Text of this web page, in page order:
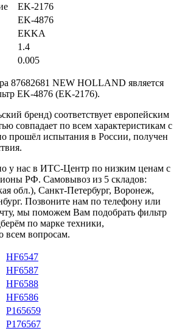
EK-2176
EK-4876
EKKA
1.4
0.005
87682681 NEW HOLLAND является
EK-4876 (EK-2176).
бренд) соответствует европейским
совпадает по всем характеристикам с
прошёл испытания в России, получен
у нас в ИТС-Центр по низким ценам с
РФ. Самовывоз из 5 складов:
обл.), Санкт-Петербург, Воронеж,
Позвоните нам по телефону или
мы поможем Вам подобрать фильтр
по марке техники,
всем вопросам.
HF6547
HF6587
HF6588
HF6586
P165659
P176567